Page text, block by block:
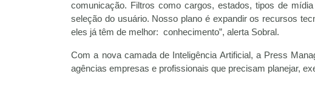
comunicação. Filtros como cargos, estados, tipos de
seleção do usuário. Nosso plano é expandir os recursos
eles já têm de melhor: conhecimento”, alerta Sobral.
Com a nova camada de Inteligência Artificial, a Press
agências empresas e profissionais que precisam planejar,